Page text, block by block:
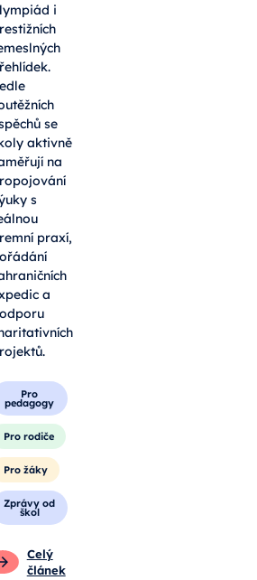
i
se
aktivně
na
s
praxí,
a
Pro
pedagogy
Pro rodiče
Pro žáky
Zprávy od
škol
Celý
článek